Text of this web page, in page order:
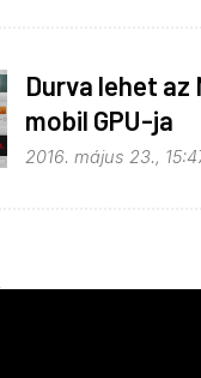
Durva lehet az
mobil GPU-ja
2016. május 23.,